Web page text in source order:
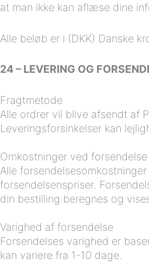
at man ikke kan aflæse dine
Alle beløb er i (DKK) Danske
24 – LEVERING OG
Fragtmetode
Alle ordrer vil blive afsendt af
Leveringsforsinkelser kan
Omkostninger ved forsendelse
Alle
forsendelsenspriser.
din bestilling beregnes og
Varighed af forsendelse
Forsendelses varighed er
kan variere fra 1-10 dage.